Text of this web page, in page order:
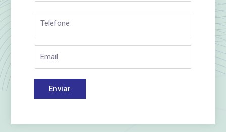
Enviar